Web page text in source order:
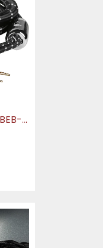
Evolution BLACK.sonic-25 (BEB-2025)